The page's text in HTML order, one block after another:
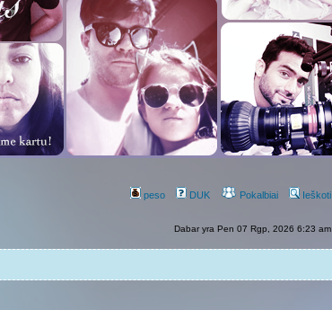
peso
DUK Pokalbiai Ieškoti
Dabar yra Pen 07 Rgp, 2026 6:23 am